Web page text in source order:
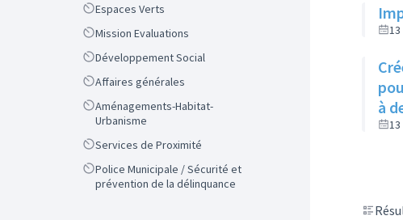
ScopeEspaces Verts
ScopeMission Evaluations
ScopeDéveloppement Social
ScopeAffaires générales
Scope
Aménagements-Habitat-
Urbanisme
ScopeServices de Proximité
Scope
Police Municipale / Sécurité et
prévention de la délinquance
à